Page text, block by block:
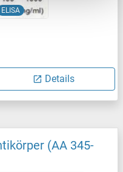
ELISA
Details
(AA 345-